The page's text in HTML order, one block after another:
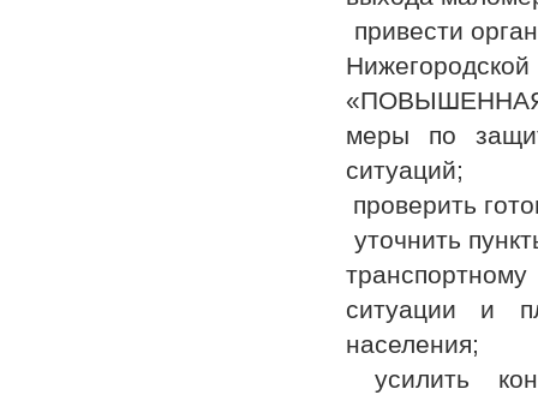
привести
«ПОВЫШЕННАЯ
меры по
ситуаций;
проверить
уточнить
ситуации и
населения;
усилить